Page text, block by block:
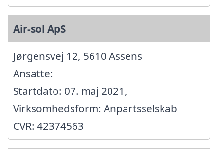
Air-sol ApS
Jørgensvej 12, 5610 Assens
Ansatte:
Startdato: 07. maj 2021,
Virksomhedsform: Anpartsselskab
CVR: 42374563